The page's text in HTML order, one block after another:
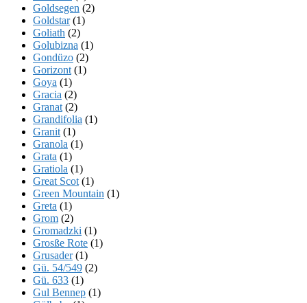
Goldsegen (2)
Goldstar(1)
Goliath (2)
Golubizna (1)
Gondüzo (2)
Gorizont (1)
Goya (1)
Gracia (2)
Granat (2)
Grandifolia (1)
Granit (1)
Granola (1)
Grata (1)
Gratiola (1)
Great Scot (1)
Green Mountain (1)
Greta (1)
Grom (2)
Gromadzki (1)
Grosße Rote (1)
Grusader(1)
Gü. 54/549 (2)
Gü. 633 (1)
Gul Bennep (1)